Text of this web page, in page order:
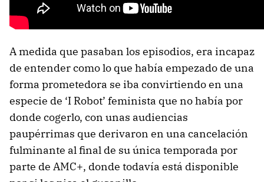
A medida que pasaban los episodios, era incapaz
de entender como lo que había empezado de una
forma prometedora se iba convirtiendo en una
especie de ‘I Robot’ feminista que no había por
donde cogerlo, con unas audiencias
paupérrimas que derivaron en una cancelación
fulminante al final de su única temporada por
parte de AMC+, donde todavía está disponible